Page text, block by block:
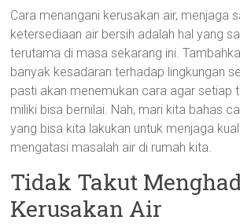
Cara menangani kerusakan air, menjaga
ketersediaan air bersih adalah hal yang
terutama di masa sekarang ini.
banyak kesadaran terhadap lingkungan
pasti akan menemukan cara agar setiap
miliki bisa bernilai. Nah, mari kita bahas
yang bisa kita lakukan untuk menjaga
mengatasi masalah air di rumah kita.
Tidak Takut
Kerusakan Air